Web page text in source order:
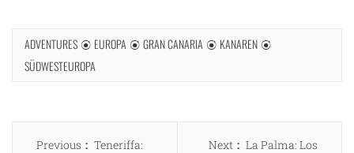
ADVENTURES EUROPA GRAN CANARIA
KANAREN
SÜDWESTEUROPA
Beitragsnavigation
Previous
Previous
Teneriffa:
Next
Next
La Palma: Los